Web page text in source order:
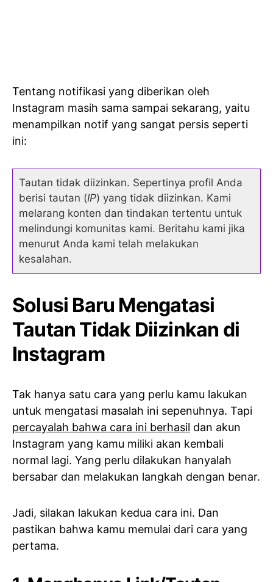
Tentang notifikasi yang diberikan oleh
Instagram masih sama sampai sekarang, yaitu
menampilkan notif yang sangat persis seperti
ini:
Tautan tidak diizinkan. Sepertinya profil Anda
berisi tautan (IP) yang tidak diizinkan. Kami
melarang konten dan tindakan tertentu untuk
melindungi komunitas kami. Beritahu kami jika
menurut Anda kami telah melakukan
kesalahan.
Solusi Baru Mengatasi
Tautan Tidak Diizinkan di
Instagram
Tak hanya satu cara yang perlu kamu lakukan
untuk mengatasi masalah ini sepenuhnya. Tapi
percayalah bahwa cara ini berhasil dan akun
Instagram yang kamu miliki akan kembali
normal lagi. Yang perlu dilakukan hanyalah
bersabar dan melakukan langkah dengan benar.
Jadi, silakan lakukan kedua cara ini. Dan
pastikan bahwa kamu memulai dari cara yang
pertama.